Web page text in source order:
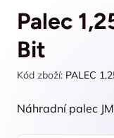
Palec
Bit
Kód zboží: PALEC
Náhradní palec